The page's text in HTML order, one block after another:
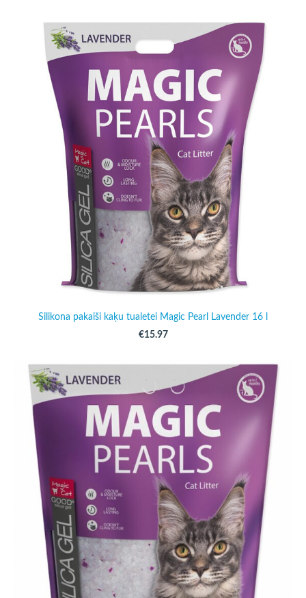
Silikona pakaiši kaķu tualetei Magic Pearl Lavender 16 l
€15.97